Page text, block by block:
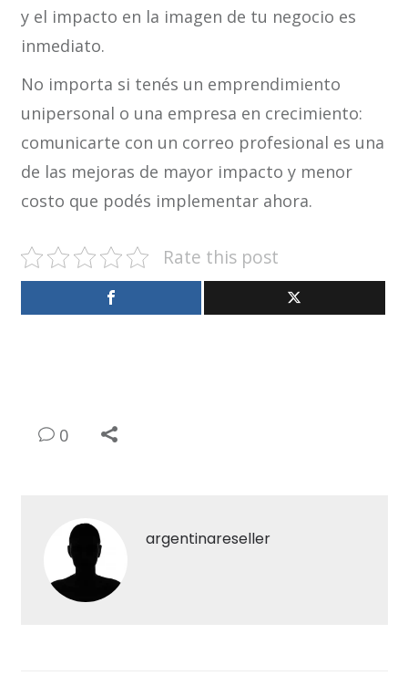
y el impacto en la imagen de tu negocio es
inmediato.
No importa si tenés un emprendimiento
unipersonal o una empresa en crecimiento:
comunicarte con un correo profesional es una
de las mejoras de mayor impacto y menor
costo que podés implementar ahora.
Rate this post
0
argentinareseller